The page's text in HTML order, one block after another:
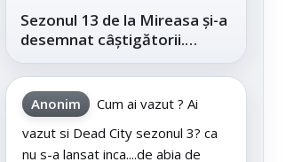
Sezonul 13 de la Mireasa și-a
desemnat câștigătorii.
Telespectatorii au decis care
este...
Anonim
Cum ai vazut ? Ai
vazut si Dead City sezonul 3? ca
nu s-a lansat inca....de abia de